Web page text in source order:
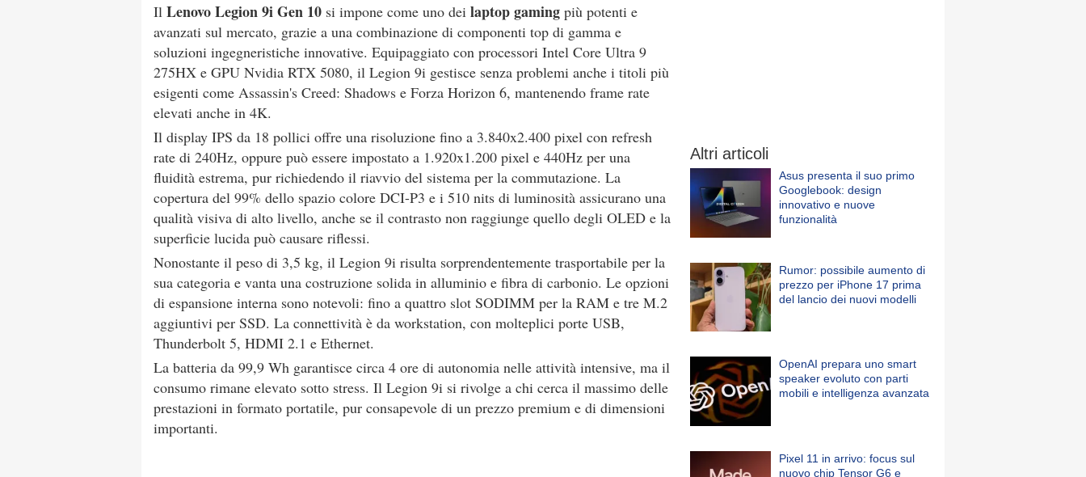
Il Lenovo Legion 9i Gen 10 si impone come uno dei laptop gaming più potenti e
avanzati sul mercato, grazie a una combinazione di componenti top di gamma e
soluzioni ingegneristiche innovative. Equipaggiato con processori Intel Core Ultra 9
275HX e GPU Nvidia RTX 5080, il Legion 9i gestisce senza problemi anche i titoli più
esigenti come Assassin's Creed: Shadows e Forza Horizon 6, mantenendo frame rate
elevati anche in 4K.
Il display IPS da 18 pollici offre una risoluzione fino a 3.840x2.400 pixel con refresh
rate di 240Hz, oppure può essere impostato a 1.920x1.200 pixel e 440Hz per una
fluidità estrema, pur richiedendo il riavvio del sistema per la commutazione. La
copertura del 99% dello spazio colore DCI-P3 e i 510 nits di luminosità assicurano una
qualità visiva di alto livello, anche se il contrasto non raggiunge quello degli OLED e la
superficie lucida può causare riflessi.
Nonostante il peso di 3,5 kg, il Legion 9i risulta sorprendentemente trasportabile per la
sua categoria e vanta una costruzione solida in alluminio e fibra di carbonio. Le opzioni
di espansione interna sono notevoli: fino a quattro slot SODIMM per la RAM e tre M.2
aggiuntivi per SSD. La connettività è da workstation, con molteplici porte USB,
Thunderbolt 5, HDMI 2.1 e Ethernet.
La batteria da 99,9 Wh garantisce circa 4 ore di autonomia nelle attività intensive, ma il
consumo rimane elevato sotto stress. Il Legion 9i si rivolge a chi cerca il massimo delle
prestazioni in formato portatile, pur consapevole di un prezzo premium e di dimensioni
importanti.
Altri articoli
Asus presenta il suo primo
Googlebook: design
innovativo e nuove
funzionalità
Rumor: possibile aumento di
prezzo per iPhone 17 prima
del lancio dei nuovi modelli
OpenAI prepara uno smart
speaker evoluto con parti
mobili e intelligenza avanzata
Pixel 11 in arrivo: focus sul
nuovo chip Tensor G6 e